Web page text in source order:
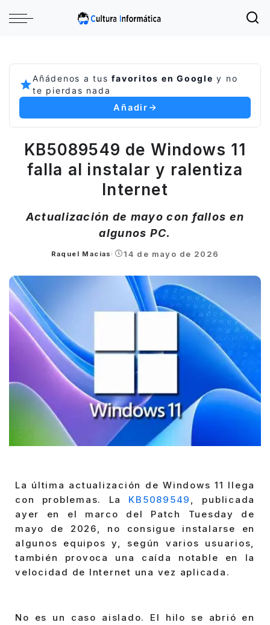
Añádenos a tusfavoritos en Google y no
te pierdas nada
Añadir
KB5089549 de Windows 11
falla al instalar y ralentiza
Internet
Actualización de mayo con fallos en
algunos PC.
Posted
Raquel Macias 14 de mayo de 2026
La última actualización de Windows 11 llega
con problemas. La KB5089549 , publicada
ayer en el marco del Patch Tuesday de
mayo de 2026, no consigue instalarse en
algunos equipos y, según varios usuarios,
también provoca una caída notable en la
velocidad de Internet una vez aplicada.
No es un caso aislado. El hilo se abrió en